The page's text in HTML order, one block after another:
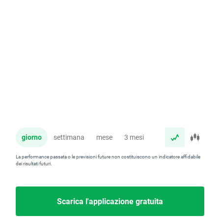
giorno settimana mese 3 mesi anno
La performance passata o le previsioni future non costituiscono un indicatore affidabile
dei risultati futuri.
Scarica l'applicazione gratuita